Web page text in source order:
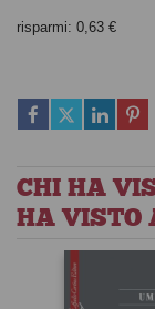
risparmi: 0,63 €
CHI HA
HA VISTO